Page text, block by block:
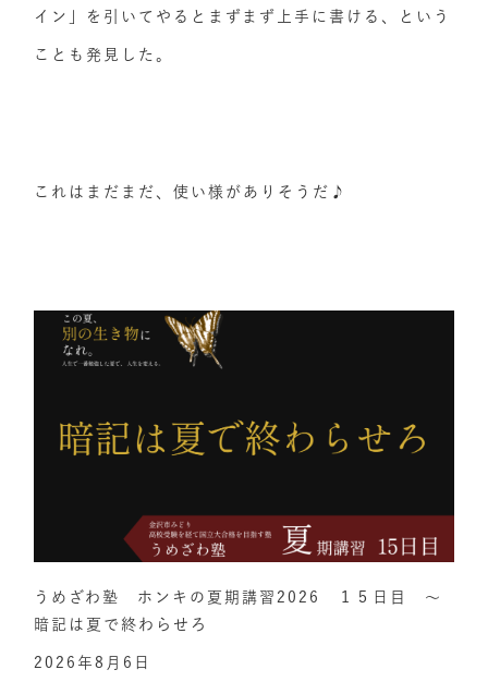
イン」​を引いてやるとまずまず上手に書ける、という
ことも発見した。
これはまだまだ、使い様がありそうだ♪
うめざわ塾 ホンキの夏期講習2026 １５日目 ～
暗記は夏で終わらせろ
2026年8月6日